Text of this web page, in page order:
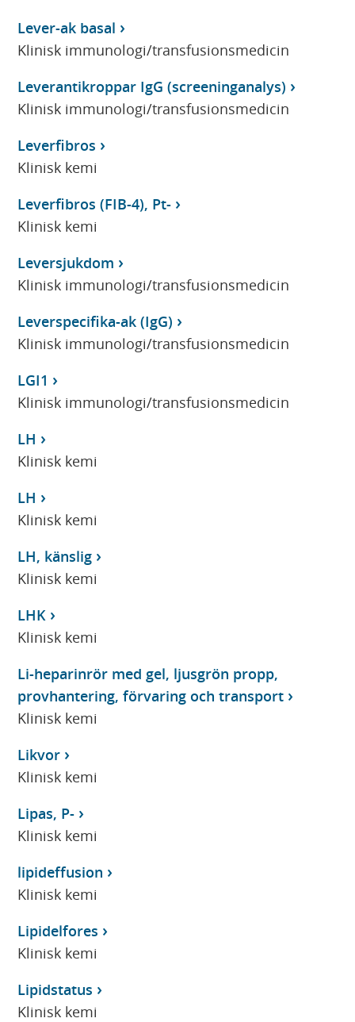
Lever-ak basal
Klinisk immunologi/transfusionsmedicin
Leverantikroppar IgG (screeninganalys)
Klinisk immunologi/transfusionsmedicin
Leverfibros
Klinisk kemi
Leverfibros (FIB-4), Pt-
Klinisk kemi
Leversjukdom
Klinisk immunologi/transfusionsmedicin
Leverspecifika-ak (IgG)
Klinisk immunologi/transfusionsmedicin
LGI1
Klinisk immunologi/transfusionsmedicin
LH
Klinisk kemi
LH
Klinisk kemi
LH, känslig
Klinisk kemi
LHK
Klinisk kemi
Li-heparinrör med gel, ljusgrön propp,
provhantering, förvaring och transport
Klinisk kemi
Likvor
Klinisk kemi
Lipas, P-
Klinisk kemi
lipideffusion
Klinisk kemi
Lipidelfores
Klinisk kemi
Lipidstatus
Klinisk kemi